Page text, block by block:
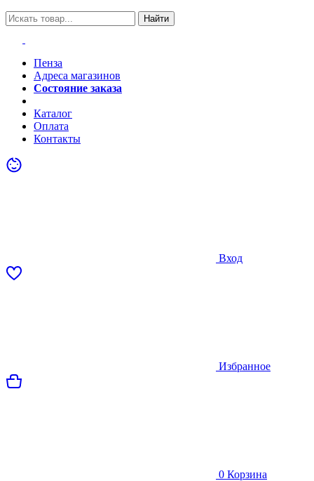
Найти
Пенза
Адреса магазинов
Состояние заказа
Каталог
Оплата
Контакты
Вход
Избранное
0 Корзина